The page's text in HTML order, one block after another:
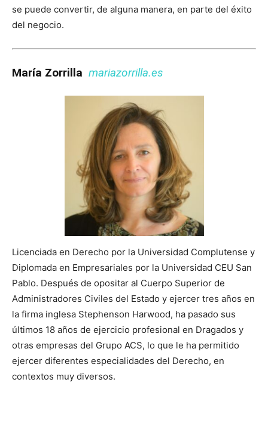
se puede convertir, de alguna manera, en parte del éxito
del negocio.
María Zorrilla mariazorrilla.es
Licenciada en Derecho por la Universidad Complutense y
Diplomada en Empresariales por la Universidad CEU San
Pablo. Después de opositar al Cuerpo Superior de
Administradores Civiles del Estado y ejercer tres años en
la firma inglesa Stephenson Harwood, ha pasado sus
últimos 18 años de ejercicio profesional en Dragados y
otras empresas del Grupo ACS, lo que le ha permitido
ejercer diferentes especialidades del Derecho, en
contextos muy diversos.